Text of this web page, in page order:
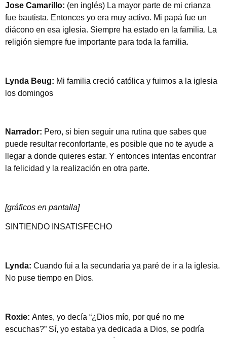
Jose Camarillo: (en inglés) La mayor parte de mi crianza
fue bautista. Entonces yo era muy activo. Mi papá fue un
diácono en esa iglesia. Siempre ha estado en la familia. La
religión siempre fue importante para toda la familia.
Lynda Beug: Mi familia creció católica y fuimos a la iglesia
los domingos
Narrador: Pero, si bien seguir una rutina que sabes que
puede resultar reconfortante, es posible que no te ayude a
llegar a donde quieres estar. Y entonces intentas encontrar
la felicidad y la realización en otra parte.
[gráficos en pantalla]
SINTIENDO INSATISFECHO
Lynda: Cuando fui a la secundaria ya paré de ir a la iglesia.
No puse tiempo en Dios.
Roxie: Antes, yo decía “¿Dios mío, por qué no me
escuchas?” Sí, yo estaba ya dedicada a Dios, se podría